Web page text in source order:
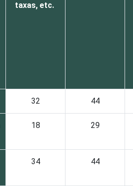
taxas, etc.
32 44
18 29
34 44